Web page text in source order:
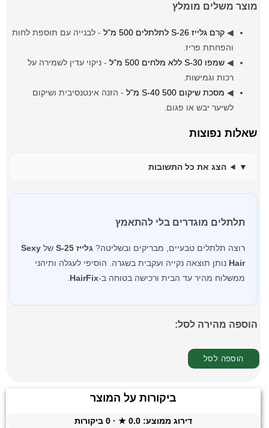
מוצר משלים מומלץ
◀קרם גלייז S-26 לתלתלים 500 מ"ל
- לבנייה עם תוספת לחות
והפחתת פריז.
◀שמפו S-30 ללא מלחים 500 מ"ל
- ניקוי עדין לשמירה על
רכות וגמישות.
◀ מסכת שיקום S-40 500 מ"ל
- הזנה אינטנסיבית ושיקום
לשיער יבש או פגום.
שאלות נפוצות
הצג את כל התשובות
תלתלים מוגדרים בלי להתאמץ
רוצה תלתלים טבעיים, מבריקים ובשליטה? גלייז S-25 של Sexy
Hair נותן תוצאה נקייה ועקבית בשגרה. הוסיפי לעגלה ותיהני
ממשלוח מהיר עד הבית ורכישה בטוחה ב-HairFix
הוספה מהירה לסל:
ביקורות על המוצר
דירוג ממוצע:0.0
★ ·
0 ביקורות